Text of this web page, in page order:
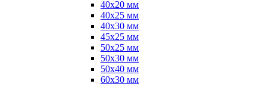
40х20 мм
40х25 мм
40х30 мм
45х25 мм
50х25 мм
50х30 мм
50х40 мм
60х30 мм